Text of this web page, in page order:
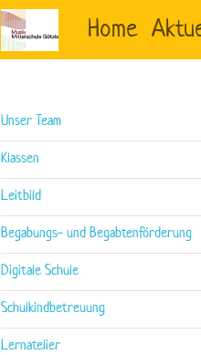
Home
Unser Team
Klassen
Leitbild
Begabungs- und Begabtenförderung
Digitale Schule
Schulkindbetreuung
Lernatelier